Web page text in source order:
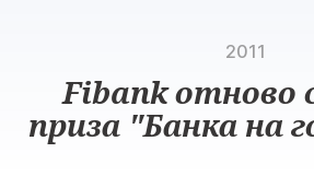
2011
Fibank отново
приза "Банка на